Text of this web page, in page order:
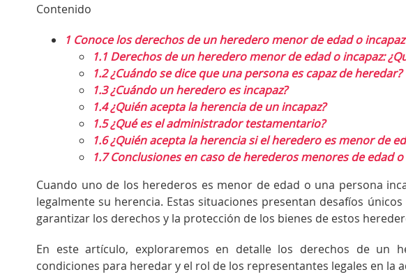
Contenido
1 Conoce los derechos de un heredero menor de edad o incapaz
1.1 Derechos de un heredero menor de edad o incapaz:
1.2¿Cuándo se dice que una persona es capaz de heredar?
1.3¿Cuándo un heredero es incapaz?
1.4¿Quién acepta la herencia de un incapaz?
1.5¿Qué es el administrador testamentario?
1.6¿Quién acepta la herencia si el heredero es menor de
1.7Conclusiones en caso de herederos menores de edad o
Cuando uno de los herederos es menor de edad o una persona
legalmente su herencia. Estas situaciones presentan desafíos
garantizar los derechos y la protección de los bienes de estos
En este artículo, exploraremos en detalle los derechos de un
condiciones para heredar y el rol de los representantes legales en la